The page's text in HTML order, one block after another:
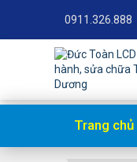
0911.326.888
Trang chủ